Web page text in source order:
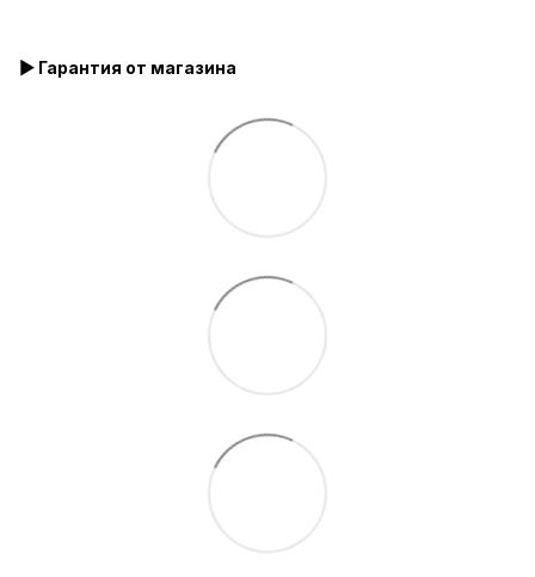
▶ Гарантия от магазина